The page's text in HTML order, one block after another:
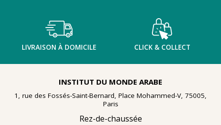
LIVRAISON À DOMICILE CLICK & COLLECT
INSTITUT DU MONDE ARABE
1, rue des Fossés-Saint-Bernard, Place Mohammed-V, 75005,
Paris
Rez-de-chaussée